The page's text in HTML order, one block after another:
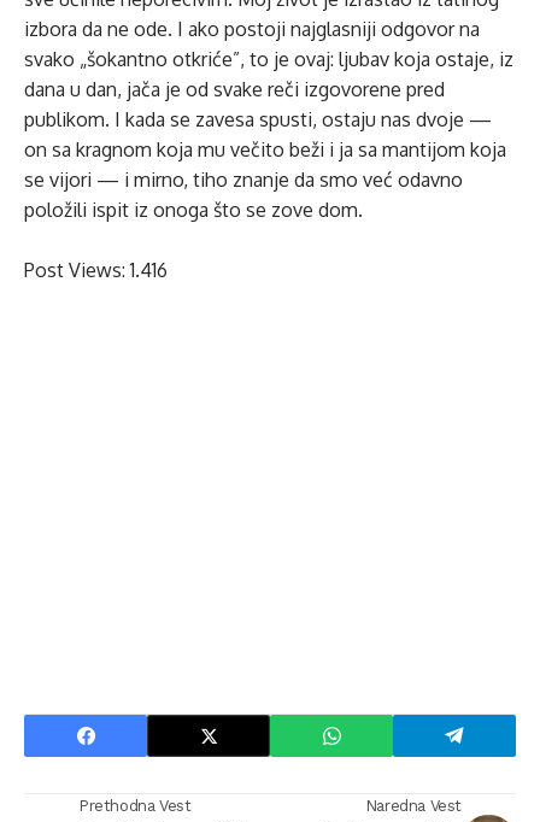
izbora da ne ode. I ako postoji najglasniji odgovor na
svako „šokantno otkriće”, to je ovaj: ljubav koja ostaje, iz
dana u dan, jača je od svake reči izgovorene pred
publikom. I kada se zavesa spusti, ostaju nas dvoje —
on sa kragnom koja mu večito beži i ja sa mantijom koja
se vijori — i mirno, tiho znanje da smo već odavno
položili ispit iz onoga što se zove dom.
Post Views: 1.416
Prethodna Vest Naredna Vest